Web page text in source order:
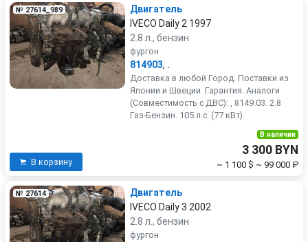
№ 27614_989
Двигатель
IVECO Daily 2 1997
2.8 л., бензин
фургон
814903, .
Доставка в любой Город. Поставки из
Японии и Швеции. Гарантия. Аналоги
(Совместимость с ДВС): , 8149.03. 2.8
Газ-Бензин. 105 л.с. (77 кВт).
В корзину
В наличии
3 300 BYN
~ 1 100 $ ~ 99 000 ₽
№ 27614
Двигатель
IVECO Daily 3 2002
2.8 л., бензин
фургон